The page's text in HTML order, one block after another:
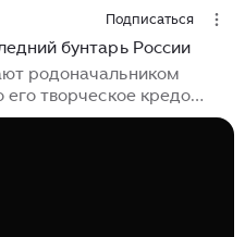
Подписаться
бунтарь России
родоначальником
его творческое кредо
рамки, равно как и